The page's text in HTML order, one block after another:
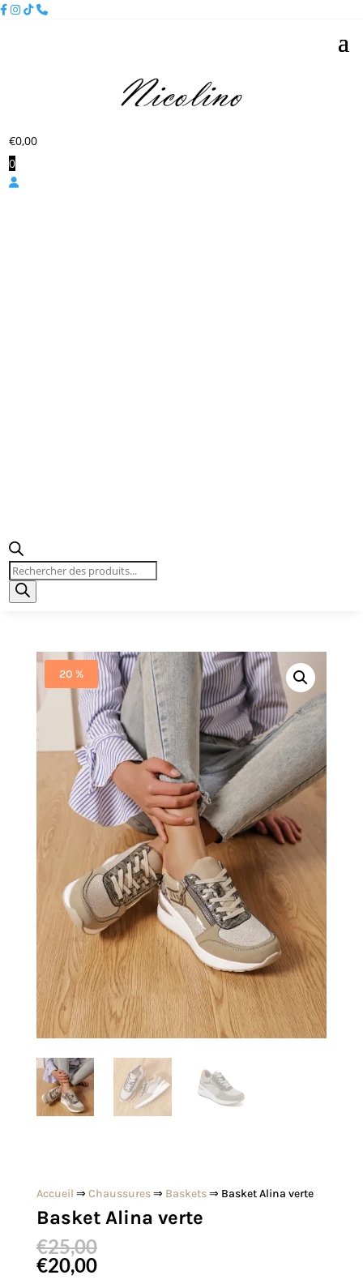
€0,00
0
Recherche
de
produits
20 %
Accueil ⇒ Chaussures⇒ Baskets⇒ Basket Alina verte
Basket Alina verte
€25,00
€20,00